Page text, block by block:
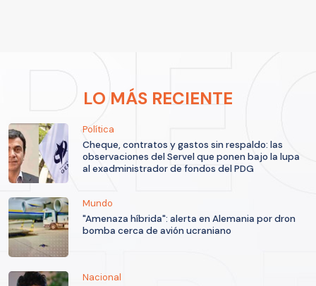
LO MÁS RECIENTE
Política
Cheque, contratos y gastos sin respaldo: las
observaciones del Servel que ponen bajo la lupa
al exadministrador de fondos del PDG
Mundo
"Amenaza híbrida": alerta en Alemania por dron
bomba cerca de avión ucraniano
Nacional